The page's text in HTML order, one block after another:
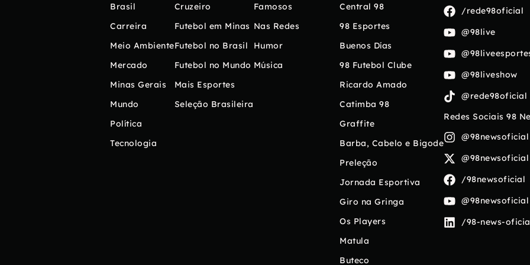
Brasil
Carreira
Meio Ambiente
Mercado
Minas Gerais
Mundo
Política
Tecnologia
Cruzeiro
Futebol em Minas
Futebol no Brasil
Futebol no Mundo
Mais Esportes
Seleção Brasileira
Famosos
Nas Redes
Humor
Música
Central 98
98 Esportes
Buenos Días
98 Futebol Clube
Ricardo Amado
Catimba 98
Graffite
Barba, Cabelo e Bigode
Preleção
Jornada Esportiva
Giro na Gringa
Os Players
Matula
Buteco
/rede98oficial
@98live
@98liveshow
@rede98oficial
Redes Sociais 98
@98newsoficial
@98newsoficial
/98newsoficial
@98newsoficial
/98-news-